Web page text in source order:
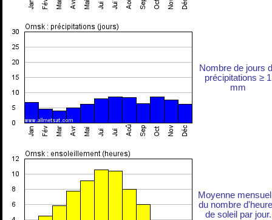
Nombre de jours
précipitations ≥ 1
mm
Moyenne
du nombre
de soleil par jour.